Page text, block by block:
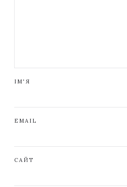
ІМ'Я
EMAIL
САЙТ